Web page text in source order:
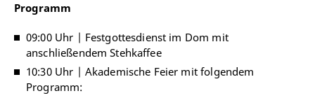
Programm
09:00 Uhr | Festgottesdienst im Dom mit
anschließendem Stehkaffee
10:30 Uhr | Akademische Feier mit folgendem
Programm: